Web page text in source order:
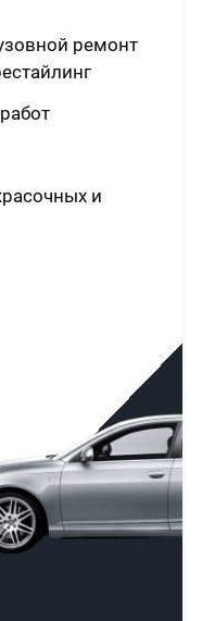
ремонт
и